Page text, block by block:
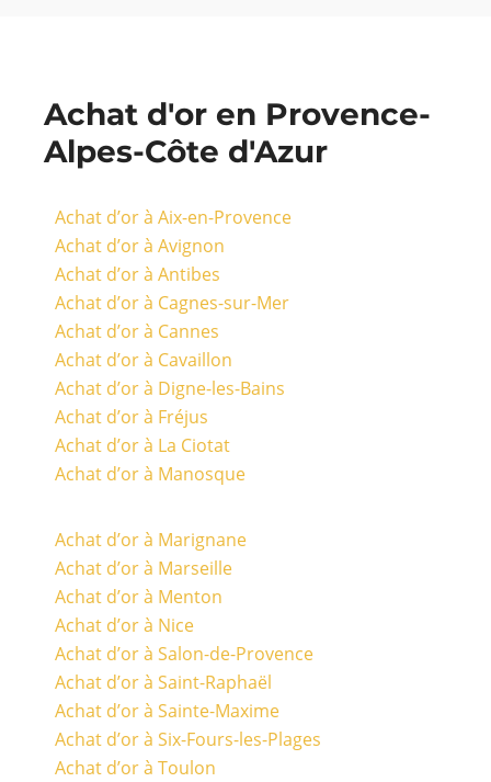
Achat d'or en Provence-
Alpes-Côte d'Azur
Achat d’or à Aix-en-Provence
Achat d’or à Avignon
Achat d’or à Antibes
Achat d’or à Cagnes-sur-Mer
Achat d’or à Cannes
Achat d’or à Cavaillon
Achat d’or à Digne-les-Bains
Achat d’or à Fréjus
Achat d’or à La Ciotat
Achat d’or à Manosque
Achat d’or à Marignane
Achat d’or à Marseille
Achat d’or à Menton
Achat d’or à Nice
Achat d’or à Salon-de-Provence
Achat d’or à Saint-Raphaël
Achat d’or à Sainte-Maxime
Achat d’or à Six-Fours-les-Plages
Achat d’or à Toulon